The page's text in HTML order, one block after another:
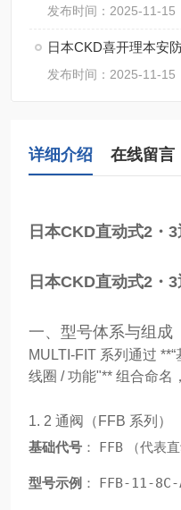
发布时间：2025-11-15
发布时间：2025-11-15
详细介绍 在线留言
日本CKD直动式2・
日本CKD直动式2・
一、型号体系与组成
MULTI-FIT 系列通过
线圈 / 功能"** 组合命名
1. 2 通阀（FFB 系列）
基础代号 ： FFB （代表
型号示例 ： FFB-11-8C-